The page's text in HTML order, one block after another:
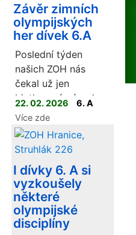
Závěr zimních
olympijských
her dívek 6.A
Poslední týden
našich ZOH nás
čekal už jen
biatlonový závod a
slavnostní předávání
medailí.
22. 02. 2026
6. A
Více zde
I dívky 6. A si
vyzkoušely
některé
olympijské
disciplíny